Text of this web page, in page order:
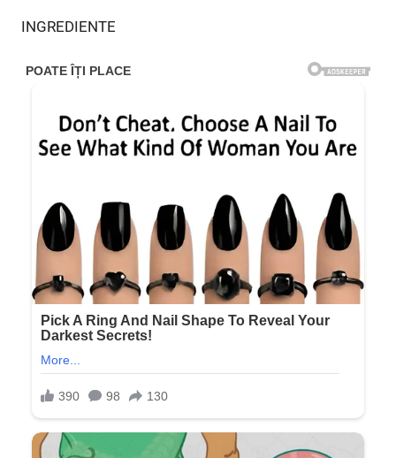
INGREDIENTE